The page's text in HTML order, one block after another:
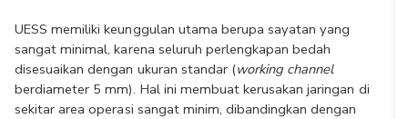
UESS memiliki keunggulan utama berupa sayatan yang
sangat minimal, karena seluruh perlengkapan bedah
disesuaikan dengan ukuran standar (
working channel
berdiameter 5 mm). Hal ini membuat kerusakan jaringan di
sekitar area operasi sangat minim, dibandingkan dengan